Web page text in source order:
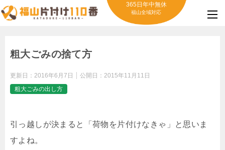
365日年中無休
福山全域対応
粗大ごみの捨て方
更新日： 2016年6月7日 公開日： 2015年11月11日
粗大ごみの出し方
引っ越しが決まると「荷物を片付けなきゃ」と思いま
すよね。